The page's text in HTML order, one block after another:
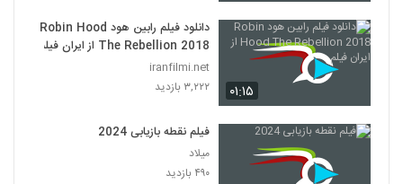
۰۱:۱۵
دانلود فیلم رابین هود Robin Hood
The Rebellion 2018 از ایران فیلم
iranfilmi.net
۳,۲۲۲ بازدید
فیلم نقطه بازیابی 2024
میلاد
۴۹۰ بازدید